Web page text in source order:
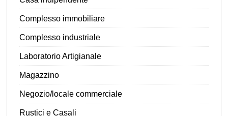
Complesso immobiliare
Complesso industriale
Laboratorio Artigianale
Magazzino
Negozio/locale commerciale
Rustici e Casali